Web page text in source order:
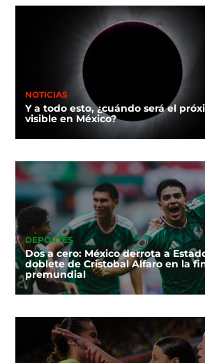
NOTICIAS
Y a todo esto, ¿cuándo será el
visible en México?
DEPORTES
Dos a cero: México derrota a
doblete de Cristobal Alfaro en la
premundial